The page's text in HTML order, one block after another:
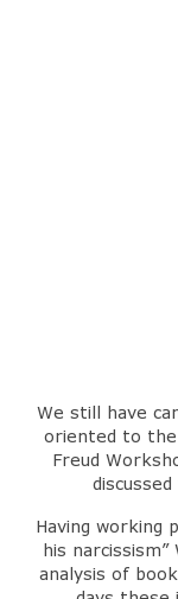
We still have
oriented to the
Freud
Having working
his
analysis of